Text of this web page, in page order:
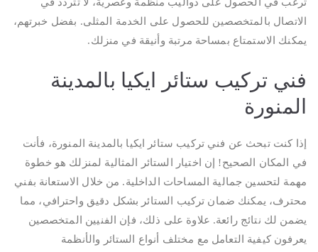
الاتصال بالمتخصصين للحصول على الخدمة المثلى. بفضل خبرتهم،
يمكنك الاستمتاع بمساحة مرتبة وأنيقة في منزلك.
فني تركيب ستائر ايكيا بالمدينة
المنورة
إذا كنت تبحث عن فني تركيب ستائر ايكيا بالمدينة المنورة، فأنت
في المكان الصحيح! إن اختيار الستائر المثالية لمنزلك هو خطوة
مهمة لتحسين جمالية المساحات الداخلية. من خلال الاستعانة بفني
محترف، يمكنك ضمان تركيب الستائر بشكل دقيق واحترافي، مما
يضمن لك نتائج رائعة. علاوة على ذلك، فإن الفنيين المتخصصين
يعرفون كيفية التعامل مع مختلف أنواع الستائر والأنظمة